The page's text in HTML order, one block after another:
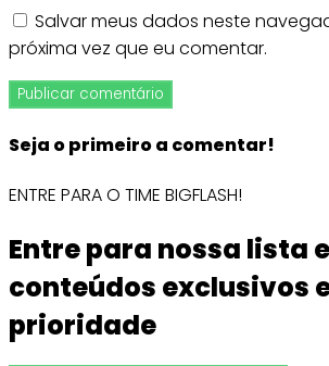
Salvar meus dados neste
próxima vez que eu comentar.
Seja o primeiro a comentar!
ENTRE PARA O TIME BIGFLASH!
Entre para nossa lista
conteúdos exclusivos
prioridade